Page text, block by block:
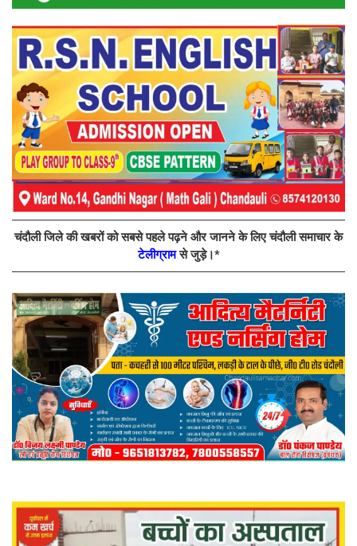
चंदौली जिले की खबरों को सबसे पहले पढ़ने और जानने के लिए चंदौली समाचार के
टेलीग्रामसे जुड़े।*